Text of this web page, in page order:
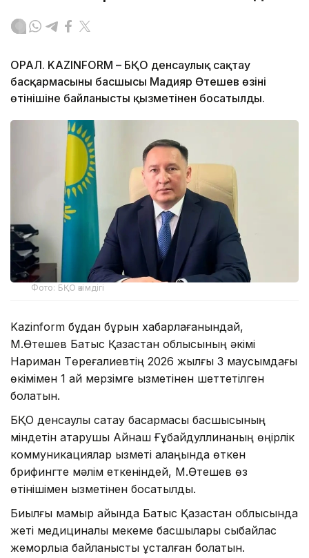
ОРАЛ. KAZINFORM – БҚО денсаулық сақтау
басқармасының басшысы Мадияр Өтешев өзінің
өтінішіне байланысты қызметінен босатылды.
Фото: БҚО әкімдігі
Kazinform бұдан бұрын хабарлағанындай,
М.Өтешев Батыс Қазақстан облысының әкімі
Нариман Төреғалиевтің 2026 жылғы 3 маусымдағы
өкімімен 1 ай мерзімге қызметінен шеттетілген
болатын.
БҚО денсаулық сақтау басқармасы басшысының
міндетін атқарушы Айнаш Ғұбайдуллинаның өңірлік
коммуникациялар қызметі алаңында өткен
брифингте мәлім еткеніндей, М.Өтешев өз
өтінішімен қызметінен босатылды.
Биылғы мамыр айында Батыс Қазақстан облысында
жеті медициналық мекеме басшылары сыбайлас
жемқорлыққа байланысты ұсталған болатын.